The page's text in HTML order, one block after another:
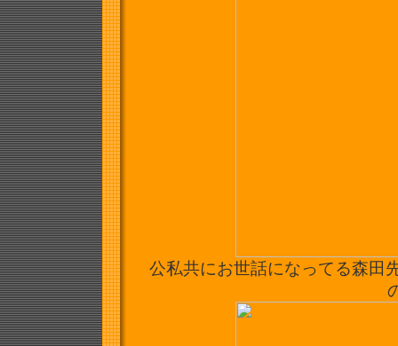
公私共にお世話になってる森田